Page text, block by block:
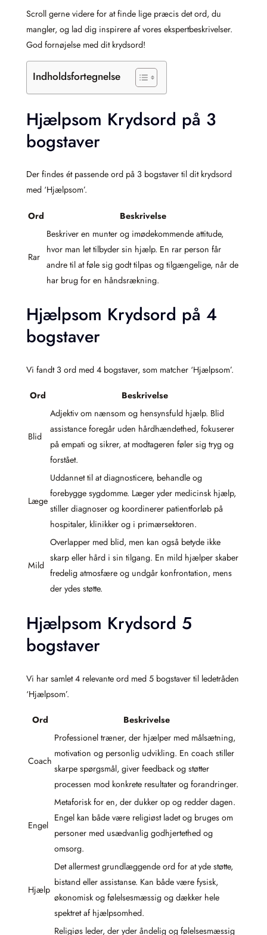
Scroll gerne videre for at finde lige præcis det ord, du
mangler, og lad dig inspirere af vores ekspertbeskrivelser.
God fornøjelse med dit krydsord!
Indholdsfortegnelse
Hjælpsom Krydsord på 3
bogstaver
Der findes ét passende ord på 3 bogstaver til dit krydsord
med ‘Hjælpsom’.
Ord Beskrivelse
Rar
Beskriver en munter og imødekommende attitude,
hvor man let tilbyder sin hjælp. En rar person får
andre til at føle sig godt tilpas og tilgængelige, når de
har brug for en håndsrækning.
Hjælpsom Krydsord på 4
bogstaver
Vi fandt 3 ord med 4 bogstaver, som matcher ‘Hjælpsom’.
Ord Beskrivelse
Blid
Adjektiv om nænsom og hensynsfuld hjælp. Blid
assistance foregår uden hårdhændethed, fokuserer
på empati og sikrer, at modtageren føler sig tryg og
forstået.
Læge
Uddannet til at diagnosticere, behandle og
forebygge sygdomme. Læger yder medicinsk hjælp,
stiller diagnoser og koordinerer patientforløb på
hospitaler, klinikker og i primærsektoren.
Mild
Overlapper med blid, men kan også betyde ikke
skarp eller hård i sin tilgang. En mild hjælper skaber
fredelig atmosfære og undgår konfrontation, mens
der ydes støtte.
Hjælpsom Krydsord 5
bogstaver
Vi har samlet 4 relevante ord med 5 bogstaver til ledetråden
‘Hjælpsom’.
Ord Beskrivelse
Coach
Professionel træner, der hjælper med målsætning,
motivation og personlig udvikling. En coach stiller
skarpe spørgsmål, giver feedback og støtter
processen mod konkrete resultater og forandringer.
Engel
Metaforisk for en, der dukker op og redder dagen.
Engel kan både være religiøst ladet og bruges om
personer med usædvanlig godhjertethed og
omsorg.
Hjælp
Det allermest grundlæggende ord for at yde støtte,
bistand eller assistanse. Kan både være fysisk,
økonomisk og følelsesmæssig og dækker hele
spektret af hjælpsomhed.
Religiøs leder, der yder åndelig og følelsesmæssig